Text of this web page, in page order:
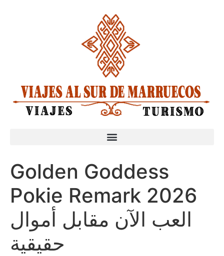
Golden Goddess
Pokie Remark 2026
العب الآن مقابل أموال
حقيقية